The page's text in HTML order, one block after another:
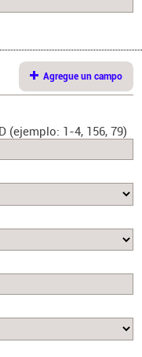
Agregue un campo
(ejemplo: 1-4, 156, 79)